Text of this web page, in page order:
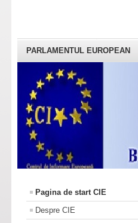
PARLAMENTUL EUROPEAN
Pagina de start CIE
Despre CIE